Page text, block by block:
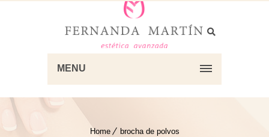
MENU
Home brocha de polvos